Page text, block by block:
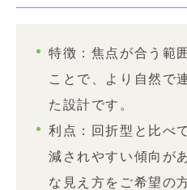
特徴：焦点が合う範
ことで、より自然で
た設計です。
利点：回折型と比べ
減されやすい傾向が
な見え方をご希望の